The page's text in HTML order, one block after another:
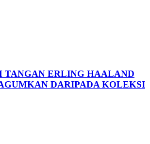
TANGAN ERLING HAALAND
DARIPADA KOLEKSI